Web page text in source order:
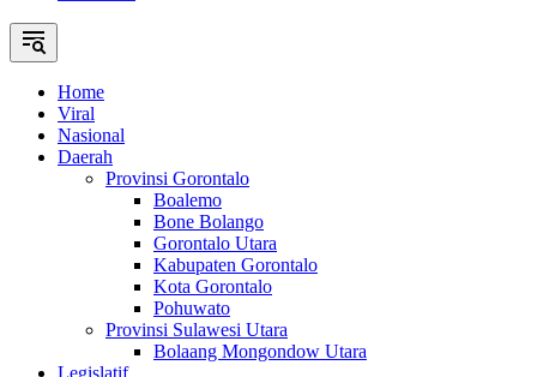
Home
Viral
Nasional
Daerah
Provinsi Gorontalo
Boalemo
Bone Bolango
Gorontalo Utara
Kabupaten Gorontalo
Kota Gorontalo
Pohuwato
Provinsi Sulawesi Utara
Bolaang Mongondow Utara
Legislatif